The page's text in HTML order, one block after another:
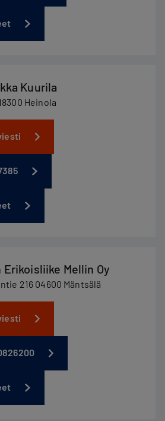
Kuurila
Heinola
Erikoisliike Mellin Oy
216 04600 Mäntsälä